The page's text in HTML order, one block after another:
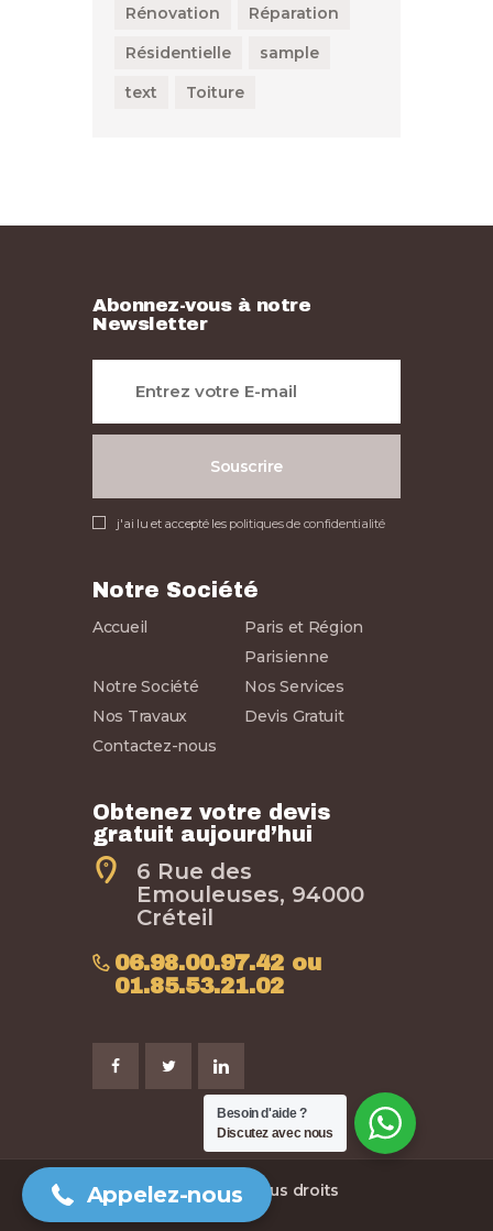
Appelez nous au
06 98 00 97 42
Appelez-nous
Rénovation
Réparation
Résidentielle
sample
text
Toiture
Abonnez-vous à notre
Newsletter
j'ai lu et accepté les politiques de confidentialité
Notre Société
Accueil
Paris et Région
Parisienne
Notre Société
Nos Services
Nos Travaux
Devis Gratuit
Contactez-nous
Obtenez votre devis
gratuit aujourd’hui
6 Rue des
Emouleuses, 94000
Créteil
06.98.00.97.42 ou
01.85.53.21.02
Mgogly.com ©2026 . Tous droits
Besoin d'aide ?
Discutez avec nous